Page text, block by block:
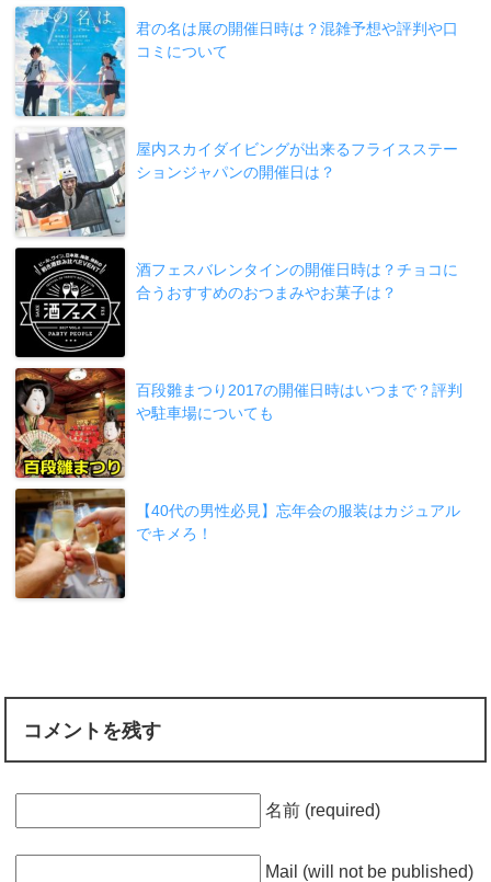
君の名は展の開催日時は？混雑予想や評判や口
コミについて
屋内スカイダイビングが出来るフライスステー
ションジャパンの開催日は？
酒フェスバレンタインの開催日時は？チョコに
合うおすすめのおつまみやお菓子は？
百段雛まつり2017の開催日時はいつまで？評判
や駐車場についても
【40代の男性必見】忘年会の服装はカジュアル
でキメろ！
コメントを残す
名前 (required)
Mail (will not be published)